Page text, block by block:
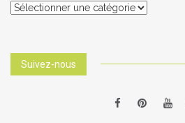
Catégories
Suivez-nous